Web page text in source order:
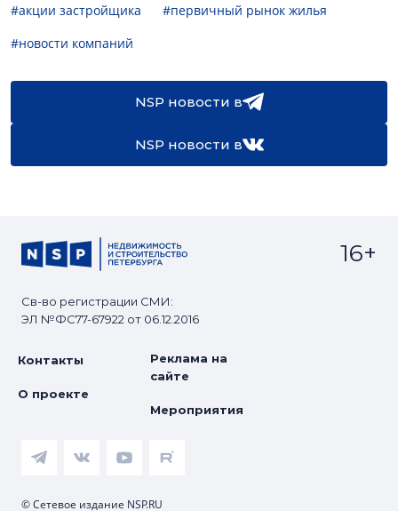
#акции застройщика
#первичный рынок жилья
#новости компаний
NSP новости в
NSP новости в
Св-во регистрации СМИ:
ЭЛ №ФС77-67922 от 06.12.2016
16+
Контакты
О проекте
Реклама на
сайте
Мероприятия
© Сетевое издание NSP.RU